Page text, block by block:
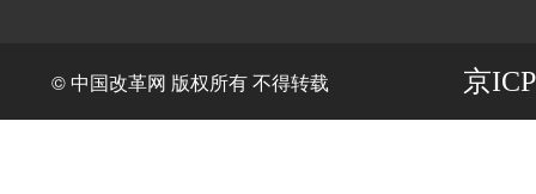
© 中国改革网 版权所有 不得转载 京